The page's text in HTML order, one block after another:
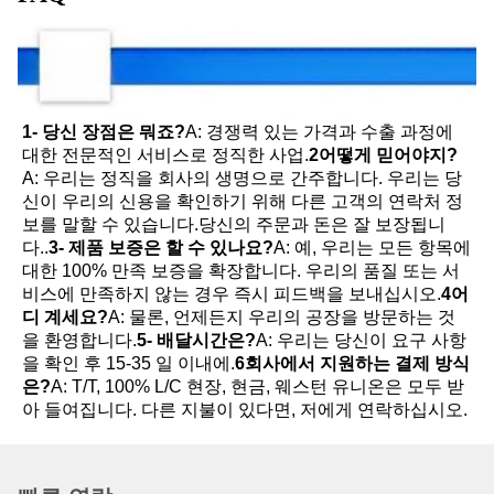
1- 당신 장점은 뭐죠?A: 경쟁력 있는 가격과 수출 과정에
대한 전문적인 서비스로 정직한 사업.2어떻게 믿어야지?
A: 우리는 정직을 회사의 생명으로 간주합니다. 우리는 당
신이 우리의 신용을 확인하기 위해 다른 고객의 연락처 정
보를 말할 수 있습니다.당신의 주문과 돈은 잘 보장됩니
다..3- 제품 보증은 할 수 있나요?A: 예, 우리는 모든 항목에
대한 100% 만족 보증을 확장합니다. 우리의 품질 또는 서
비스에 만족하지 않는 경우 즉시 피드백을 보내십시오.4어
디 계세요?A: 물론, 언제든지 우리의 공장을 방문하는 것
을 환영합니다.5- 배달시간은?A: 우리는 당신이 요구 사항
을 확인 후 15-35 일 이내에.6회사에서 지원하는 결제 방식
은?A: T/T, 100% L/C 현장, 현금, 웨스턴 유니온은 모두 받
아 들여집니다. 다른 지불이 있다면, 저에게 연락하십시오.